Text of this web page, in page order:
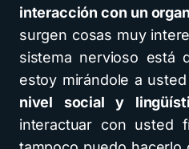
interacción con un
surgen cosas muy
sistema nervioso está
estoy mirándole a
nivel social y
interactuar con usted